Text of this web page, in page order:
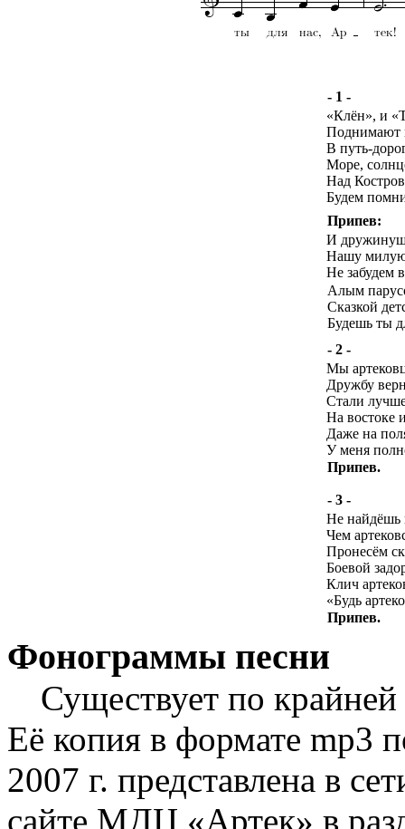
- 1 -
«Клён», и
Поднимают
В путь-
Море,
Над
Будем
Припев:
И
Нашу
Не забудем
Алым
Сказкой
Будешь ты
- 2 -
Мы
Дружбу
Стали
На востоке
Даже на
У меня
Припев.
- 3 -
Не найдёшь
Чем
Пронесём
Боевой
Клич
«Будь
Припев.
Фонограммы песни
Существует по
Её копия в формате mp3
2007 г. представлена в
сайте МДЦ «Артек» в